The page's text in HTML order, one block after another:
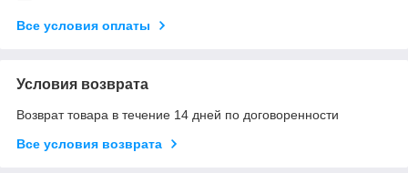
Все условия оплаты
Условия возврата
Возврат товара в течение 14 дней по договоренности
Все условия возврата